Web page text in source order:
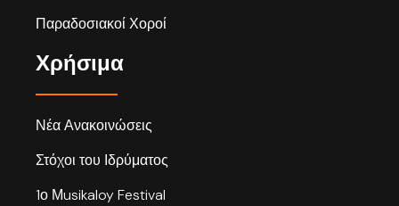
Παραδοσιακοί Χοροί
Χρήσιμα
Νέα Ανακοινώσεις
Στόχοι του Ιδρύματος
1ο Μusikaloy Festival